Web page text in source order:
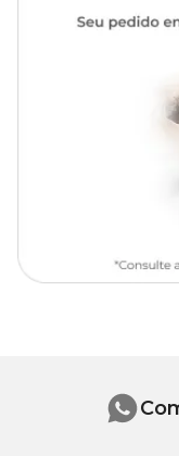
Para plantio em
embalagem. Após o
sem encharcar, para
0,5
3 cm
30 a
25 – 35 cm
Germinação:7 a 28